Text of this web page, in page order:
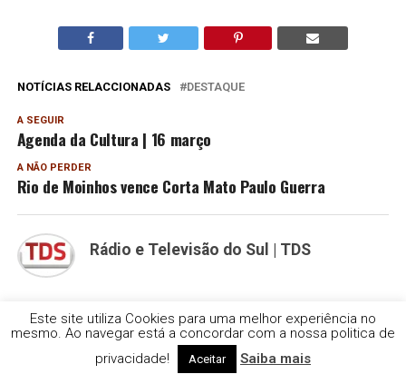
NOTÍCIAS RELACCIONADAS DESTAQUE
A SEGUIR
Agenda da Cultura | 16 março
A NÃO PERDER
Rio de Moinhos vence Corta Mato Paulo Guerra
Rádio e Televisão do Sul | TDS
Este site utiliza Cookies para uma melhor experiência no
mesmo. Ao navegar está a concordar com a nossa politica de
privacidade!
Aceitar Saiba mais